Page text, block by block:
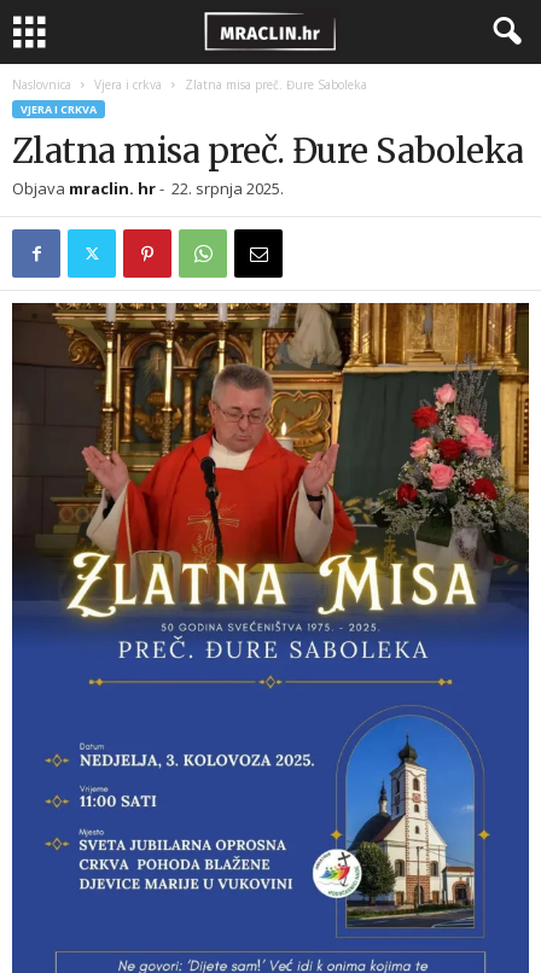
Naslovnica Vjera i crkva Zlatna misa preč. Đure Saboleka
VJERA I CRKVA
Zlatna misa preč. Đure Saboleka
Objava mraclin. hr- 22. srpnja 2025.